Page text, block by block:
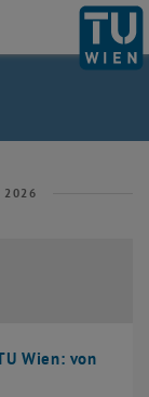
2026
Wien: von
04 September 2026